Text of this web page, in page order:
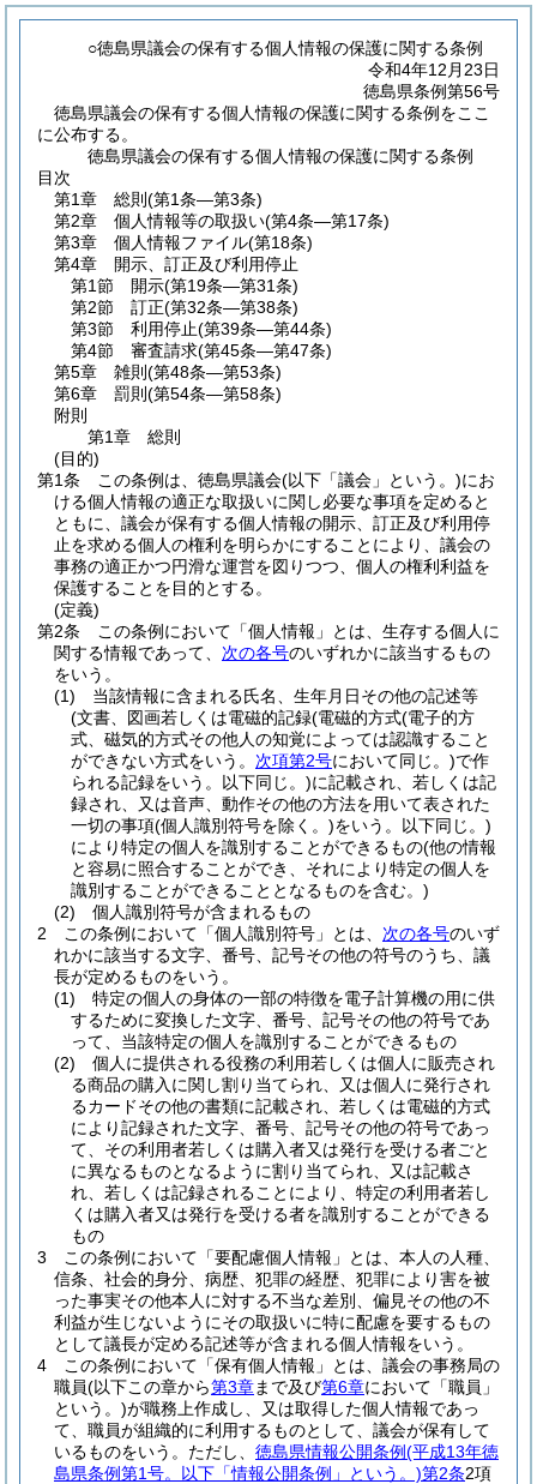
○徳島県議会の保有する個人情報の保護に関する条例
令和4年12月23日
徳島県条例第56号
徳島県議会の保有する個人情報の保護に関する条例をここ
に公布する。
徳島県議会の保有する個人情報の保護に関する条例
目次
第1章
総則 (第1条―第3条)
第2章
個人情報等の取扱い(第4条―第17条)
第3章
個人情報ファイル(第18条)
第4章
開示、訂正及び利用停止
第1節
開示(第19条―第31条)
第2節
訂正(第32条―第38条)
第3節
利用停止(第39条―第44条)
第4節
審査請求(第45条―第47条)
第5章
雑則 (第48条―第53条)
第6章
罰則 (第54条―第58条)
附則
第1章
総則
(目的)
第1条
この条例は、徳島県議会(以下「議会」という。)にお
ける個人情報の適正な取扱いに関し必要な事項を定めると
ともに、議会が保有する個人情報の開示、訂正及び利用停
止を求める個人の権利を明らかにすることにより、議会の
事務の適正かつ円滑な運営を図りつつ、個人の権利利益を
保護することを目的とする。
(定義)
第2条
この条例において「個人情報」とは、生存する個人に
関する情報であって、 次の各号のいずれかに該当するもの
をいう。
(1)
当該情報に含まれる氏名、生年月日その他の記述等
(文書、図画若しくは電磁的記録(電磁的方式(電子的方
式、磁気的方式その他人の知覚によっては認識すること
ができない方式をいう。 次項第2号において同じ。)で作
られる記録をいう。以下同じ。)に記載され、若しくは記
録され、又は音声、動作その他の方法を用いて表された
一切の事項(個人識別符号を除く。)をいう。以下同じ。)
により特定の個人を識別することができるもの(他の情報
と容易に照合することができ、それにより特定の個人を
識別することができることとなるものを含む。)
(2)
個人識別符号が含まれるもの
2
この条例において「個人識別符号」とは、 次の各号のいず
れかに該当する文字、番号、記号その他の符号のうち、議
長が定めるものをいう。
(1)
特定の個人の身体の一部の特徴を電子計算機の用に供
するために変換した文字、番号、記号その他の符号であ
って、当該特定の個人を識別することができるもの
(2)
個人に提供される役務の利用若しくは個人に販売され
る商品の購入に関し割り当てられ、又は個人に発行され
るカードその他の書類に記載され、若しくは電磁的方式
により記録された文字、番号、記号その他の符号であっ
て、その利用者若しくは購入者又は発行を受ける者ごと
に異なるものとなるように割り当てられ、又は記載さ
れ、若しくは記録されることにより、特定の利用者若し
くは購入者又は発行を受ける者を識別することができる
もの
3
この条例において「要配慮個人情報」とは、本人の人種、
信条、社会的身分、病歴、犯罪の経歴、犯罪により害を被
った事実その他本人に対する不当な差別、偏見その他の不
利益が生じないようにその取扱いに特に配慮を要するもの
として議長が定める記述等が含まれる個人情報をいう。
4
この条例において「保有個人情報」とは、議会の事務局の
職員(以下この章から第3章まで及び第6章において「職員」
という。)が職務上作成し、又は取得した個人情報であっ
て、職員が組織的に利用するものとして、議会が保有して
いるものをいう。 ただし、 徳島県情報公開条例(平成13年徳
島県条例第1号。以下「情報公開条例」という。)第2条2項